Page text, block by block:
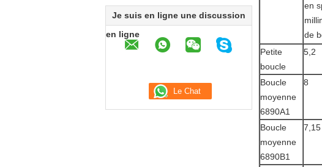
Je suis en ligne une discussion
en ligne
en
de
Petite
boucle
5,2
Boucle
moyenne
6890A1
8
Boucle
moyenne
6890B1
7,15